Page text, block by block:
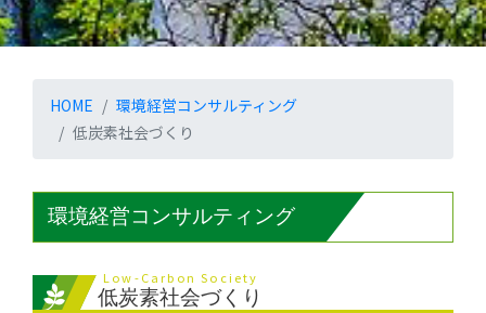
HOME
環境経営コンサルティング
低炭素社会づくり
環境経営コンサルティング
Low-Carbon Society
低炭素社会づくり